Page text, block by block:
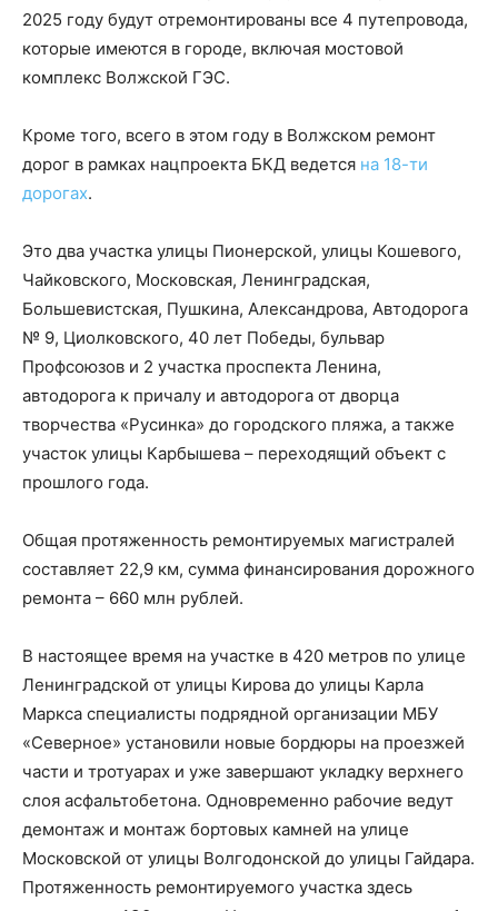
2025 году будут отремонтированы все 4 путепровода,
которые имеются в городе, включая мостовой
комплекс Волжской ГЭС.
Кроме того, всего в этом году в Волжском ремонт
дорог в рамках нацпроекта БКД ведется на 18-ти
дорогах.
Это два участка улицы Пионерской, улицы Кошевого,
Чайковского, Московская, Ленинградская,
Большевистская, Пушкина, Александрова, Автодорога
№ 9, Циолковского, 40 лет Победы, бульвар
Профсоюзов и 2 участка проспекта Ленина,
автодорога к причалу и автодорога от дворца
творчества «Русинка» до городского пляжа, а также
участок улицы Карбышева – переходящий объект с
прошлого года.
Общая протяженность ремонтируемых магистралей
составляет 22,9 км, сумма финансирования дорожного
ремонта – 660 млн рублей.
В настоящее время на участке в 420 метров по улице
Ленинградской от улицы Кирова до улицы Карла
Маркса специалисты подрядной организации МБУ
«Северное» установили новые бордюры на проезжей
части и тротуарах и уже завершают укладку верхнего
слоя асфальтобетона. Одновременно рабочие ведут
демонтаж и монтаж бортовых камней на улице
Московской от улицы Волгодонской до улицы Гайдара.
Протяженность ремонтируемого участка здесь